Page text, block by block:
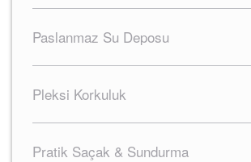
Paslanmaz Su Deposu
Pleksi Korkuluk
Pratik Saçak & Sundurma